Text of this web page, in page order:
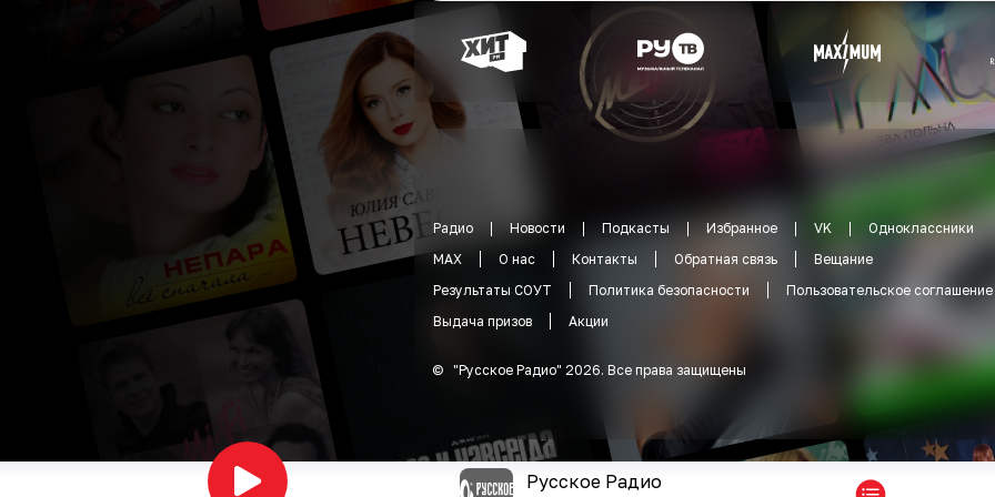
Радио Новости Подкасты Избранное VK
Одноклассники
MAX
О нас Контакты Обратная связь
Вещание
Результаты СОУТ
Политика безопасности
Пользовательское соглашение
Выдача призов
Акции
© "Русское Радио" 2026. Все права защищены
Русское Радио